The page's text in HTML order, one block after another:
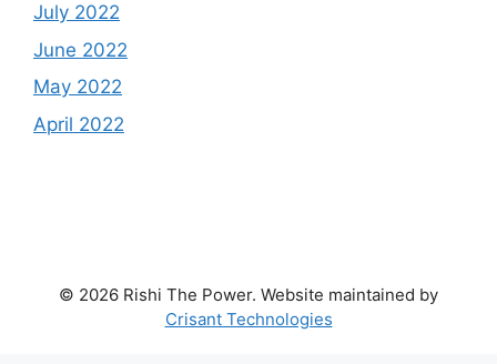
July 2022
June 2022
May 2022
April 2022
© 2026 Rishi The Power. Website maintained by
Crisant Technologies